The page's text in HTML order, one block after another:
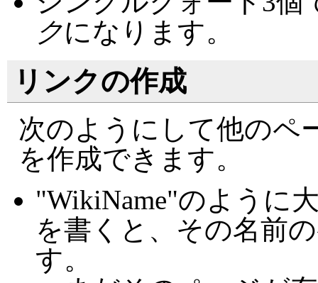
クになります。
リンクの作成
次のようにして他のペ
を作成できます。
"WikiName"のように
を書くと、その名前
す。